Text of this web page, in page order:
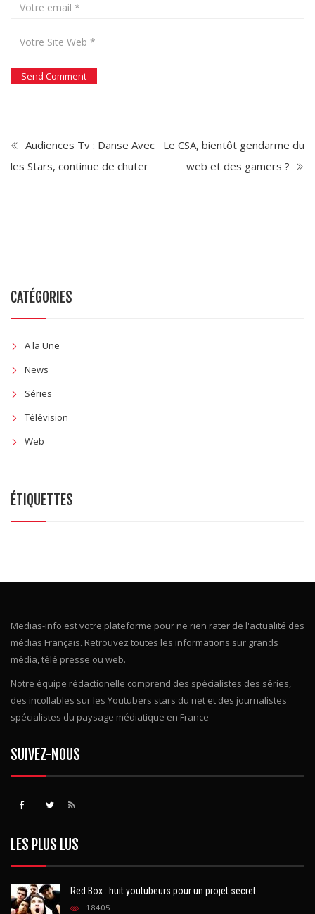
Audiences Tv : Danse Avec
les Stars, continue de chuter
Le CSA, bientôt gendarme du
web et des gamers ?
CATÉGORIES
A la Une
News
Séries
Télévision
Web
ÉTIQUETTES
Medias-info est votre plateforme pour ne rien rater de l'actualité des
médias Français. Retrouvez toutes les informations sur grands
média, télé presse ou web.
Notre équipe rédactionelle comprend des spécialistes des séries,
des incollables sur les Youtubers stars du net et des journalistes
spécialistes du paysage médiatique en France
SUIVEZ-NOUS
LES PLUS LUS
Red Box : huit youtubeurs pour un projet secret
18405